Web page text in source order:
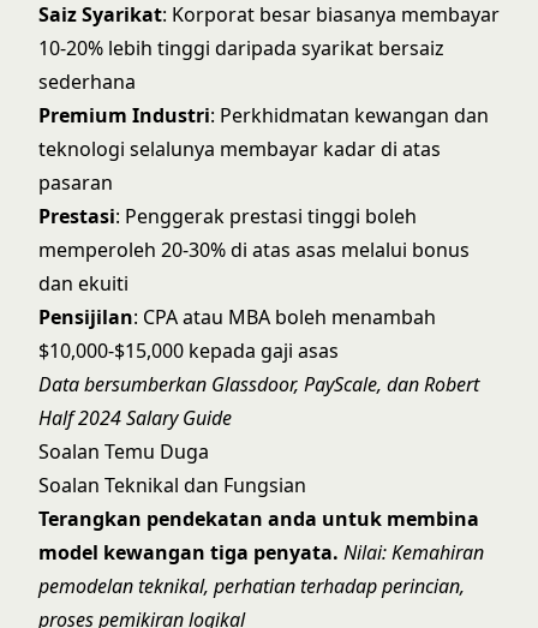
Saiz Syarikat: Korporat besar biasanya membayar
10-20% lebih tinggi daripada syarikat bersaiz
sederhana
Premium Industri: Perkhidmatan kewangan dan
teknologi selalunya membayar kadar di atas
pasaran
Prestasi: Penggerak prestasi tinggi boleh
memperoleh 20-30% di atas asas melalui bonus
dan ekuiti
Pensijilan: CPA atau MBA boleh menambah
$10,000-$15,000 kepada gaji asas
Data bersumberkan Glassdoor, PayScale, dan Robert
Half 2024 Salary Guide
Soalan Temu Duga
Soalan Teknikal dan Fungsian
Terangkan pendekatan anda untuk membina
model kewangan tiga penyata. Nilai: Kemahiran
pemodelan teknikal, perhatian terhadap perincian,
proses pemikiran logikal